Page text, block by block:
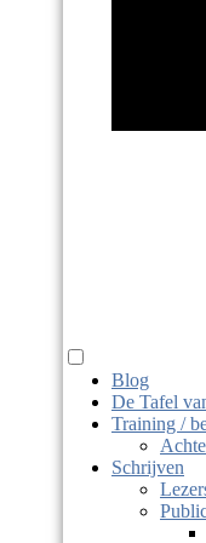
Blog
De Tafel
Training /
Schrijven